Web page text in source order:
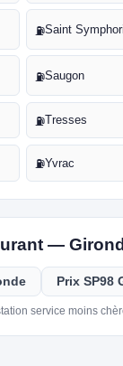
⛽Saint
⛽Saugon
⛽Tresses
⛽Yvrac
—
Prix SP98
service moins